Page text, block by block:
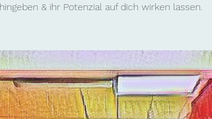
& ihr Potenzial auf dich wirken lassen.